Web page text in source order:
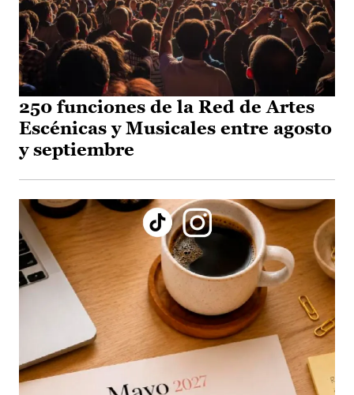
250 funciones de la Red de Artes
Escénicas y Musicales entre agosto
y septiembre